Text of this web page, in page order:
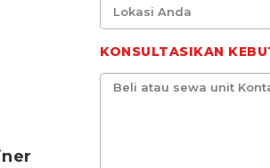
KONSULTASIKAN